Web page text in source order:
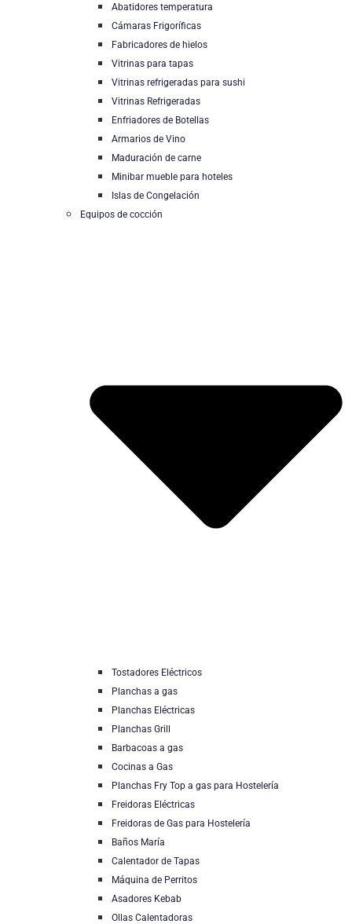
Abatidores temperatura
Cámaras Frigoríficas
Fabricadores de hielos
Vitrinas para tapas
Vitrinas refrigeradas para sushi
Vitrinas Refrigeradas
Enfriadores de Botellas
Armarios de Vino
Maduración de carne
Minibar mueble para hoteles
Islas de Congelación
Equipos de cocción
Tostadores Eléctricos
Planchas a gas
Planchas Eléctricas
Planchas Grill
Barbacoas a gas
Cocinas a Gas
Planchas Fry Top a gas para Hostelería
Freidoras Eléctricas
Freidoras de Gas para Hostelería
Baños María
Calentador de Tapas
Máquina de Perritos
Asadores Kebab
Ollas Calentadoras